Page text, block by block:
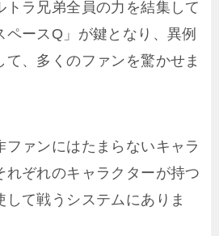
トラ兄弟全員の力を結集して
ペースQ」が鍵となり、異例
、多くのファンを驚かせま
ァンにはたまらないキャラ
れぞれのキャラクターが持つ
て戦うシステムにありま